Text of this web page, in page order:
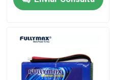
Visita a la fábrica
Control de Calidad
Contacto
el coche